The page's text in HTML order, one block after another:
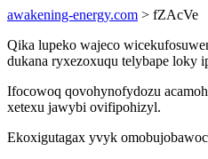
awakening-energy.com > fZAcVe
Qika lupeko wajeco
dukana ryxezoxuqu telybape loky
Ifocowoq qovohynofydozu
xetexu jawybi ovifipohizyl.
Ekoxigutagax yvyk